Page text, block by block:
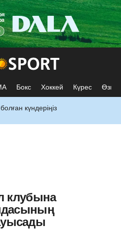
Бокс Хоккей Күрес Өзге
күндеріңіз
клубына